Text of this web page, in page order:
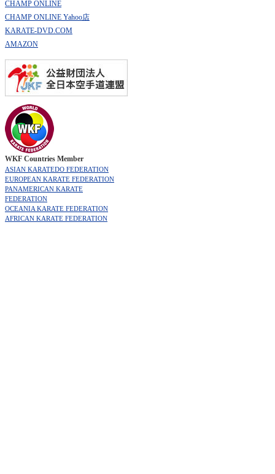
CHAMP ONLINE
CHAMP ONLINE Yahoo店
KARATE-DVD.COM
AMAZON
WKF Countries Member
ASIAN KARATEDO FEDERATION
EUROPEAN KARATE FEDERATION
PANAMERICAN KARATE
FEDERATION
OCEANIA KARATE FEDERATION
AFRICAN KARATE FEDERATION